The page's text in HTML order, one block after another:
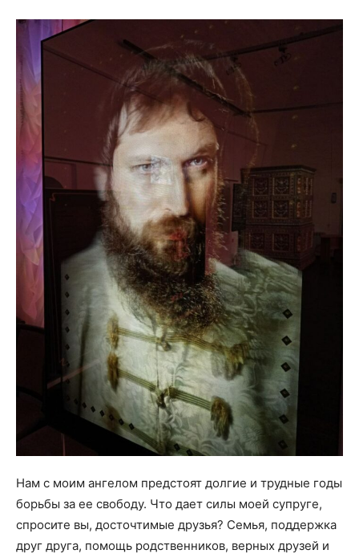
Нам с моим ангелом предстоят долгие и трудные годы
борьбы за ее свободу. Что дает силы моей супруге,
спросите вы, досточтимые друзья? Семья, поддержка
друг друга, помощь родственников, верных друзей и